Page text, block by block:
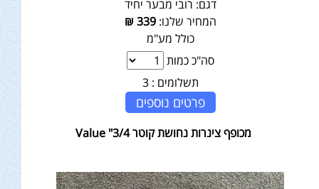
דגם: רובי מבער יחיד
המחיר שלנו:339
₪
כולל מע"מ
סה"כ כמות
תשלומים : 3
פרטים נוספים
מכופף צינרות נחושת קוטר 3/4" Value